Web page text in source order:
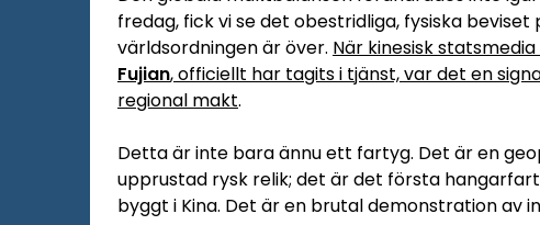
fredag, fick vi se det obestridliga, fysiska
världsordningen är över. När kinesisk
Fujian, officiellt har tagits i tjänst, var det en
regional makt.
Detta är inte bara ännu ett fartyg. Det är en
upprustad rysk relik; det är det första
byggt i Kina. Det är en brutal demonstration av